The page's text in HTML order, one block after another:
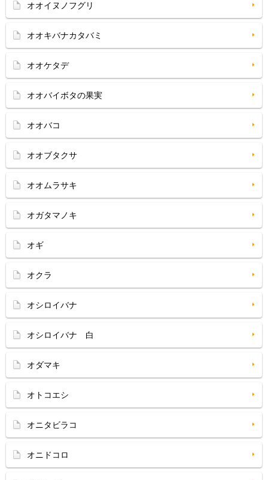
オオイヌノフグリ
オオキバナカタバミ
オオケタデ
オオバイボタの果実
オオバコ
オオブタクサ
オオムラサキ
オガタマノキ
オギ
オクラ
オシロイバナ
オシロイバナ 白
オダマキ
オトコエシ
オニタビラコ
オニドコロ